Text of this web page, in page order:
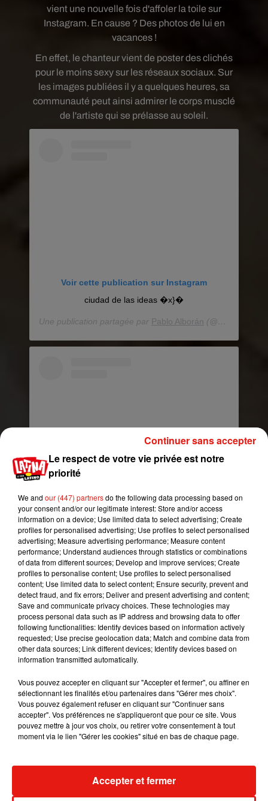
vient une nouvelle fois d'affoler la toile sur
Instagram. En cause ? Des photos de lui en
vacances !
En effet, le chanteur vient de poster des clichés
pour le moins sexy sur les réseaux sociaux. Sur
les images publiées il y a quelques heures, sa
communauté peut ainsi admirer le corps musclé
de l'artiste qui se prélasse au soleil.
Voir cette publication sur Instagram
ciudad de las ideas �x}�
Une publication partagée par Pablo Alborán (@pabloalboran) le
Voir cette publication sur Instagram
Verde esperanza
Une publication partagée parPablo Alborán(@pabloalboran) le
Voir cette publication sur Instagram
Hoy es noche de #sanjuan Que todas las malas
verano lleno de alegrías, amor, familia... y
mucha música!
Le respect de votre vie privée est notre
priorité
We and our (447) partnersdo the following data processing based on
your consent and/or our legitimate interest: Store and/or access
information on a device; Use limited data to select advertising; Create
profiles for personalised advertising; Use profiles to select personalised
advertising; Measure advertising performance; Measure content
performance; Understand audiences through statistics or combinations
of data from different sources; Develop and improve services; Create
profiles to personalise content; Use profiles to select personalised
content; Use limited data to select content; Ensure security, prevent and
detect fraud, and fix errors; Deliver and present advertising and content;
Save and communicate privacy choices. These technologies may
process personal data such as IP address and browsing data to offer
following functionalities: Identify devices based on information actively
requested; Use precise geolocation data; Match and combine data from
other data sources; Link different devices; Identify devices based on
information transmitted automatically.
Vous pouvez accepter en cliquant sur "Accepter et fermer", ou affiner en
sélectionnant les finalités et/ou partenaires dans "Gérer mes choix".
Vous pouvez également refuser en cliquant sur "Continuer sans
accepter". Vos préférences ne s'appliqueront que pour ce site. Vous
pouvez mettre à jour vos choix, ou retirer votre consentement à tout
moment via le lien "Gérer les cookies" situé en bas de chaque page.
Accepter et fermer
Continuer sans accepter